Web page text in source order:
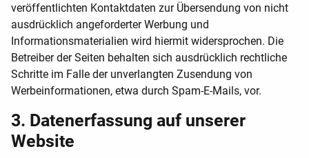
veröffentlichten Kontaktdaten zur Übersendung von nicht
ausdrücklich angeforderter Werbung und
Informationsmaterialien wird hiermit widersprochen. Die
Betreiber der Seiten behalten sich ausdrücklich rechtliche
Schritte im Falle der unverlangten Zusendung von
Werbeinformationen, etwa durch Spam-E-Mails, vor.
3. Datenerfassung auf unserer
Website